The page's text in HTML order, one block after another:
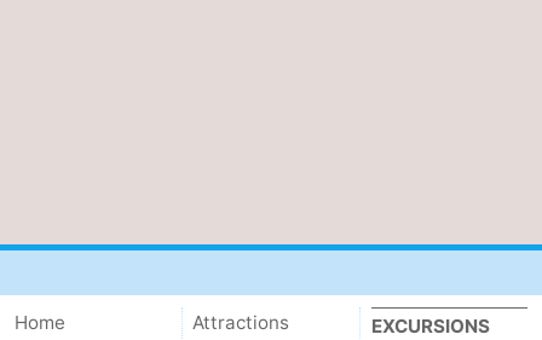
de
Domburg
-Home
Attractions
EXCURSIONS